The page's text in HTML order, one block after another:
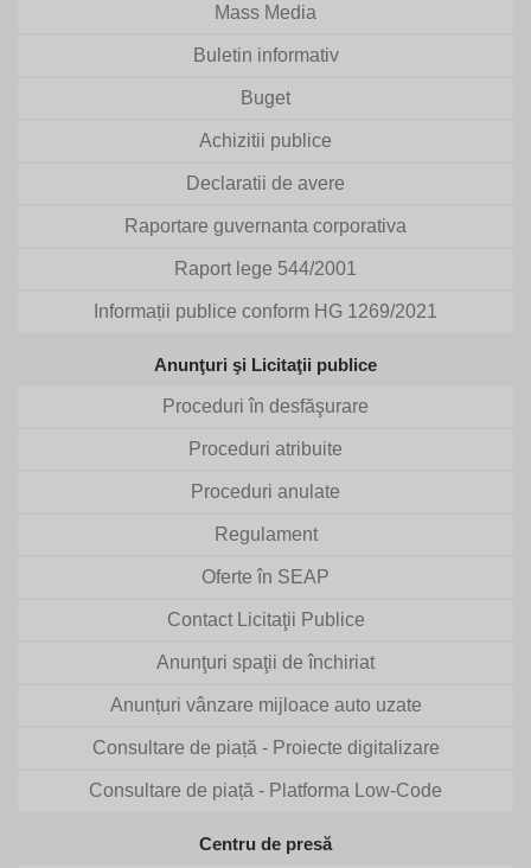
Mass Media
Buletin informativ
Buget
Achizitii publice
Declaratii de avere
Raportare guvernanta corporativa
Raport lege 544/2001
Informații publice conform HG 1269/2021
Anunţuri şi Licitaţii publice
Proceduri în desfăşurare
Proceduri atribuite
Proceduri anulate
Regulament
Oferte în SEAP
Contact Licitaţii Publice
Anunţuri spaţii de închiriat
Anunțuri vânzare mijloace auto uzate
Consultare de piață - Proiecte digitalizare
Consultare de piață - Platforma Low-Code
Centru de presă